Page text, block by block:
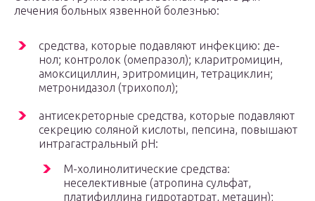
лечения больных язвенной болезнью:
средства, которые подавляют инфекцию: де-
нол; контролок (омепразол); кларитромицин,
амоксициллин, эритромицин, тетрациклин;
метронидазол (трихопол);
антисекреторные средства, которые подавляют
секрецию соляной кислоты, пепсина, повышают
интрагастральный рН:
М-холинолитические средства:
неселективные (атропина сульфат,
платифиллина гидротартрат, метацин);